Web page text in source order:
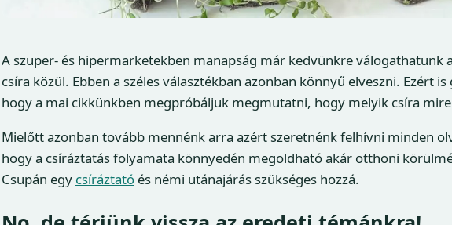
A szuper- és hipermarketekben manapság már kedvünkre válogathatunk
csíra közül. Ebben a széles választékban azonban könnyű elveszni. Ezért
hogy a mai cikkünkben megpróbáljuk megmutatni, hogy melyik csíra
Mielőtt azonban tovább mennénk arra azért szeretnénk felhívni minden
hogy a csíráztatás folyamata könnyedén megoldható akár otthoni
Csupán egy csíráztató és némi utánajárás szükséges hozzá.